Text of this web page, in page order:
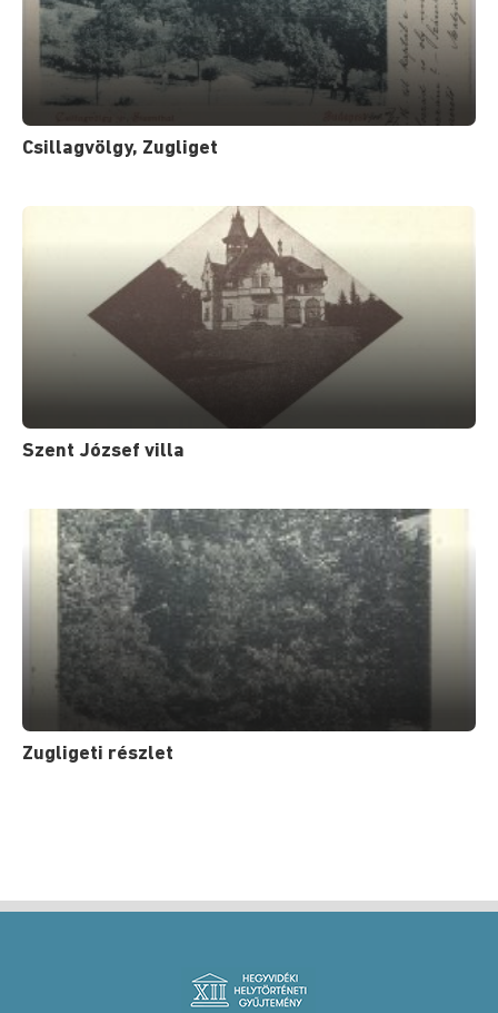
Csillagvölgy, Zugliget
Szent József villa
Zugligeti részlet